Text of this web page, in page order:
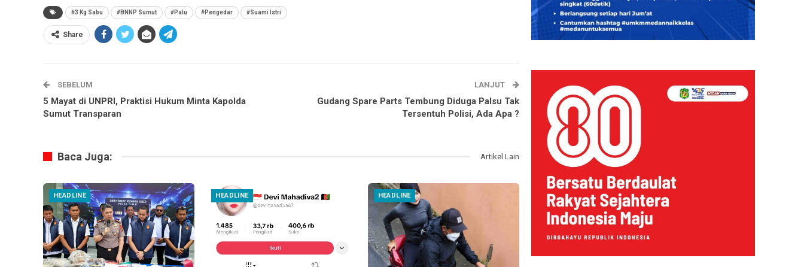
#3 Kg Sabu #BNNP Sumut #Palu #Pengedar #Suami Istri
Share
SEBELUM
5 Mayat di UNPRI, Praktisi Hukum Minta Kapolda
Sumut Transparan
LANJUT
Gudang Spare Parts Tembung Diduga Palsu Tak
Tersentuh Polisi, Ada Apa ?
Baca Juga: Artikel Lain
HEADLINE HEADLINE HEADLINE